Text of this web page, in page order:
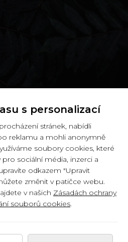
.
s personalizací
stránek, nabídli
reklamu a mohli anonymně
soubory cookies, které
sociální média, inzerci a
odkazem "Upravit
změnit v patičce webu.
v našich Zásadách ochrany
souborů cookies.